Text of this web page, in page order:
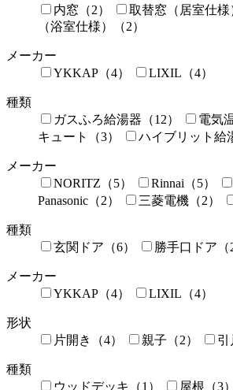
内窓（2）
取替窓（居室仕様
（浴室仕様）（2）
メーカー
YKKAP（4）
LIXIL（4）
種類
ガスふろ給湯器（12）
電気
キュート（3）
ハイブリット給
メーカー
NORITZ（5）
Rinnai（5）
Panasonic（2）
三菱電機（2）
種類
玄関ドア（6）
勝手口ドア（2
メーカー
YKKAP（4）
LIXIL（4）
形状
片開き（4）
親子（2） 引
種類
ウッドデッキ（1）
屋根（3）